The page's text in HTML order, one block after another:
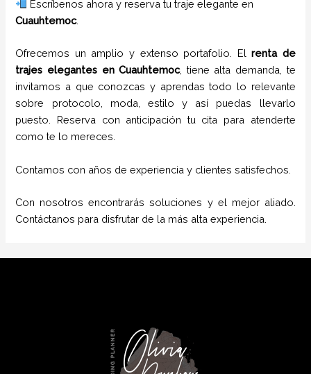
Escríbenos ahora y reserva tu traje elegante en
Cuauhtemoc.
Ofrecemos un amplio y extenso portafolio. Elrenta de
trajes elegantes enCuauhtemoc, tiene alta demanda, te
invitamos a que conozcas y aprendas todo lo relevante
sobre protocolo, moda, estilo y así puedas llevarlo
puesto. Reserva con anticipación tu cita para atenderte
como te lo mereces.
Contamos con años de experiencia y clientes satisfechos.
Con nosotros encontrarás soluciones y el mejor aliado.
Contáctanos para disfrutar de la más alta experiencia.